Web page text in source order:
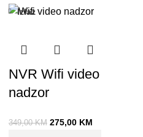
Izlaz
NVR Wifi video
nadzor
349,00KM 275,00 KM